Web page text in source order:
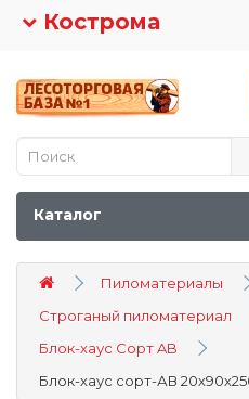
Кострома
Каталог
Пиломатериалы
Строганый пиломатериал
Блок-хаус Сорт AB
Блок-хаус сорт-АВ